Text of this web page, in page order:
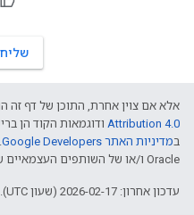
אלא אם צוין אחרת, התוכן של דף זה
Attribution 4.0 ודוגמאות הקוד הן
במדיניות האתר Google Developers‏
Oracle ו/או של השותפים העצמאיים שלה.
עדכון אחרון: 2026-02-17 (שעון UTC).